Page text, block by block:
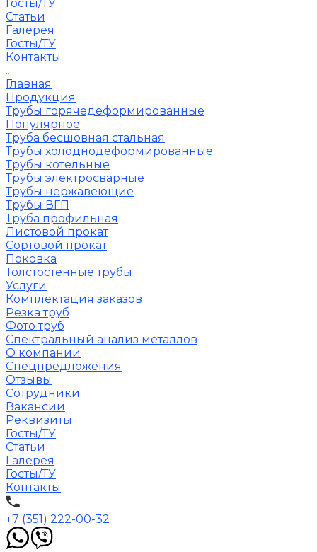
Госты/ТУ
Статьи
Галерея
Госты/ТУ
Контакты
...
Главная
Продукция
Трубы горячедеформированные
Популярное
Труба бесшовная стальная
Трубы холоднодеформированные
Трубы котельные
Трубы электросварные
Трубы нержавеющие
Трубы ВГП
Труба профильная
Листовой прокат
Сортовой прокат
Поковка
Толстостенные трубы
Услуги
Комплектация заказов
Резка труб
Фото труб
Спектральный анализ металлов
О компании
Спецпредложения
Отзывы
Сотрудники
Вакансии
Реквизиты
Госты/ТУ
Статьи
Галерея
Госты/ТУ
Контакты
+7 (351) 222-00-32